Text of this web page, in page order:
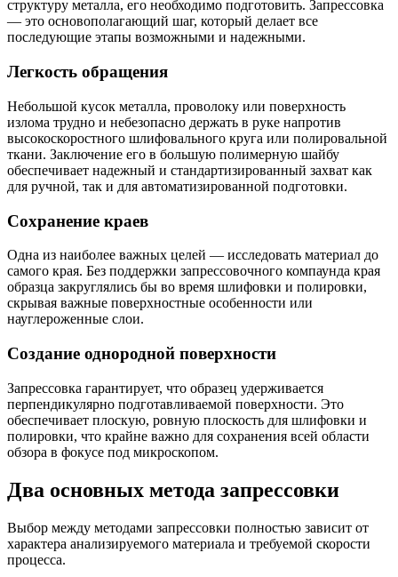
структуру металла, его необходимо подготовить. Запрессовка
— это основополагающий шаг, который делает все
последующие этапы возможными и надежными.
Легкость обращения
Небольшой кусок металла, проволоку или поверхность
излома трудно и небезопасно держать в руке напротив
высокоскоростного шлифовального круга или полировальной
ткани. Заключение его в большую полимерную шайбу
обеспечивает надежный и стандартизированный захват как
для ручной, так и для автоматизированной подготовки.
Сохранение краев
Одна из наиболее важных целей — исследовать материал до
самого края. Без поддержки запрессовочного компаунда края
образца закруглялись бы во время шлифовки и полировки,
скрывая важные поверхностные особенности или
науглероженные слои.
Создание однородной поверхности
Запрессовка гарантирует, что образец удерживается
перпендикулярно подготавливаемой поверхности. Это
обеспечивает плоскую, ровную плоскость для шлифовки и
полировки, что крайне важно для сохранения всей области
обзора в фокусе под микроскопом.
Два основных метода запрессовки
Выбор между методами запрессовки полностью зависит от
характера анализируемого материала и требуемой скорости
процесса.